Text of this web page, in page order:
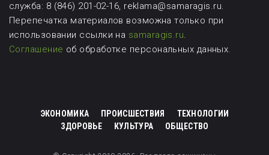
служба: 8 (846) 201-02-16, reklama@samaragis.ru.
Перепечатка материалов возможнатолько при
использовании ссылки на samaragis.ru.
Соглашение об обработке персональных данных.
ЭКОНОМИКА ПРОИСШЕСТВИЯ
ТЕХНОЛОГИИ
ЗДОРОВЬЕ
КУЛЬТУРА ОБЩЕСТВО